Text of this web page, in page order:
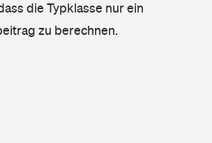
die Typklasse nur ein
zu berechnen.